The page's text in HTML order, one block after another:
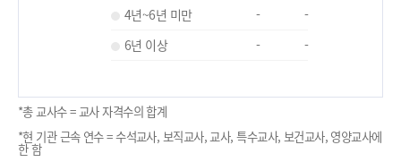
4년~6년 미만
-
-
6년 이상
- -
*총 교사수 = 교사 자격수의 합계
*현 기관 근속 연수 = 수석교사, 보직교사, 교사, 특수교사, 보건교사, 영양교사에
한 함